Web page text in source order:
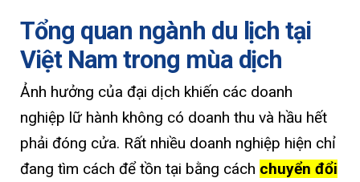
Tổng quan ngành du lịch tại
Việt Nam trong mùa dịch
Ảnh hưởng của đại dịch khiến các doanh
nghiệp lữ hành không có doanh thu và hầu hết
phải đóng cửa. Rất nhiều doanh nghiệp hiện chỉ
đang tìm cách để tồn tại bằng cách chuyển đổi